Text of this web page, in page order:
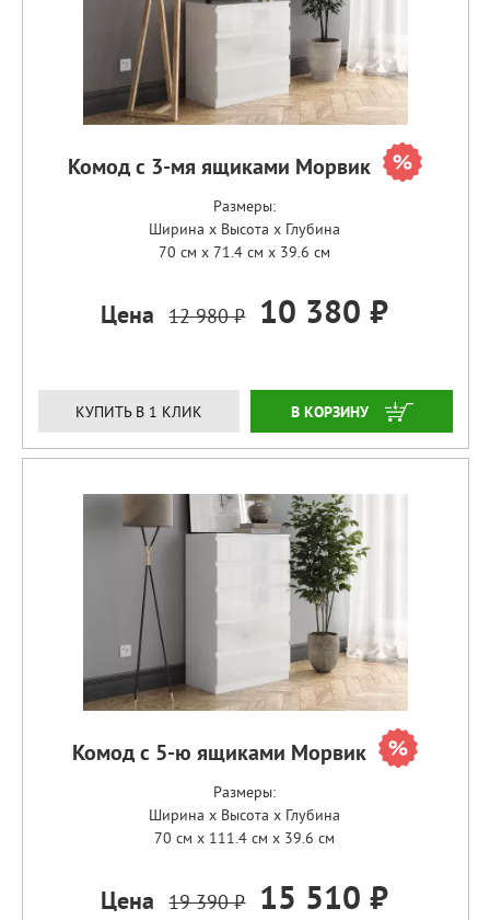
Комод с 3-мя ящиками Морвик
Размеры:
Ширина x Высота x Глубина
70 см x 71.4 см x 39.6 см
Цена 12 980 ₽ 10 380 ₽
КУПИТЬ В 1 КЛИК ЗАКАЗАТЬ
Комод с 5-ю ящиками Морвик
Размеры:
Ширина x Высота x Глубина
70 см x 111.4 см x 39.6 см
Цена 19 390 ₽ 15 510 ₽